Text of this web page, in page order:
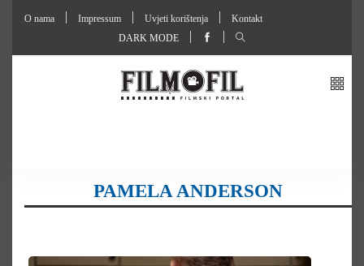
O nama Impressum Uvjeti korištenja
Kontakt
DARK MODE
PAMELA ANDERSON